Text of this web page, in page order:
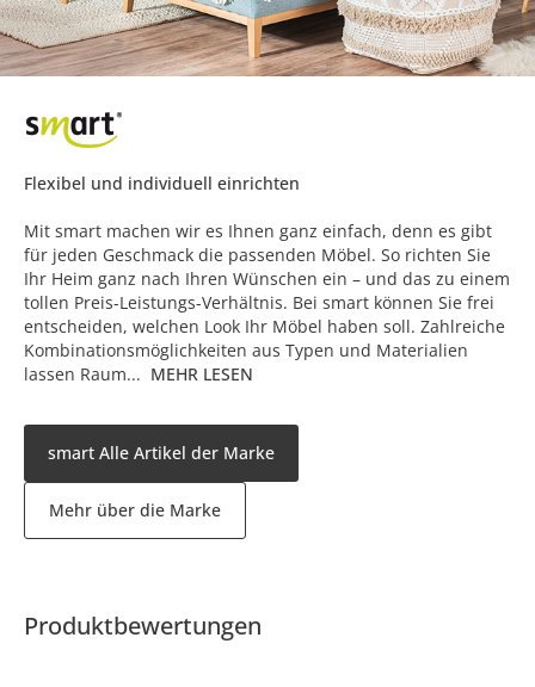
Flexibel und individuell einrichten
Mit smart machen wir es Ihnen ganz einfach, denn es gibt
für jeden Geschmack die passenden Möbel. So richten Sie
Ihr Heim ganz nach Ihren Wünschen ein – und das zu einem
tollen Preis-Leistungs-Verhältnis. Bei smart können Sie frei
entscheiden, welchen Look Ihr Möbel haben soll. Zahlreiche
Kombinationsmöglichkeiten aus Typen und Materialien
lassen Raum... MEHR LESEN
smart Alle Artikel der Marke
Mehr über die Marke
Produktbewertungen